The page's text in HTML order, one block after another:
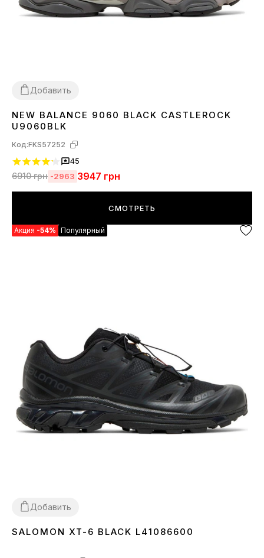
Добавить
3637 3839404142 43 4445
NEW BALANCE 9060 BLACK CASTLEROCK
U9060BLK
Код:FKS57252
45
6910грн -2963 3947 грн
СМОТРЕТЬ
Акция -54% Популярный
Добавить
4041 42 43 44 45
SALOMON XT-6 BLACK L41086600